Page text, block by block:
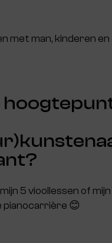
met man, kinderen en
5 vioollessen of mijn
😊